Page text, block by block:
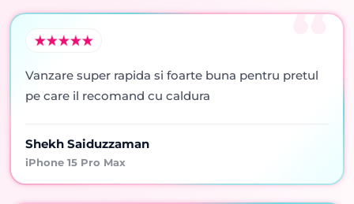
Vanzare super rapida si foarte buna pentru pretul
pe care il recomand cu caldura
Shekh Saiduzzaman
iPhone 15 Pro Max